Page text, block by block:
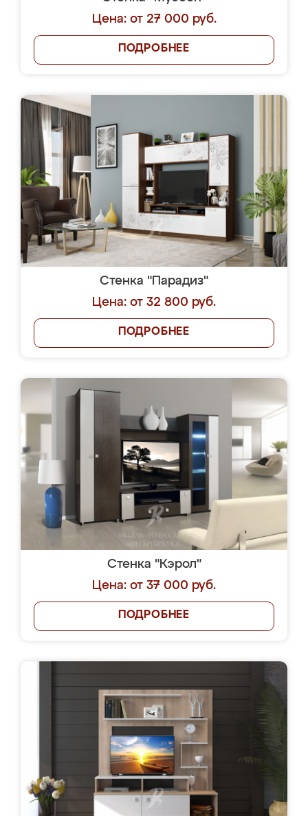
Цена: от 27 000 руб.
ПОДРОБНЕЕ
Стенка "Парадиз"
Цена: от 32 800 руб.
ПОДРОБНЕЕ
Стенка "Кэрол"
Цена: от 37 000 руб.
ПОДРОБНЕЕ